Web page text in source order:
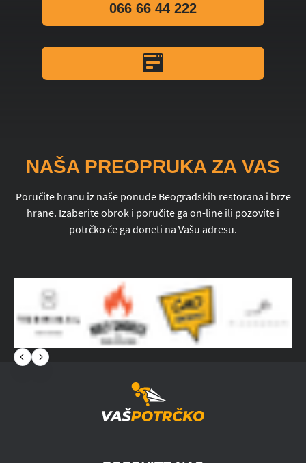
066 66 44 222
NAŠA PREOPRUKA ZA VAS
Poručite hranu iz naše ponude Beogradskih restorana i brze
hrane. Izaberite obrok i poručite ga on-line ili pozovite i
potrčko će ga doneti na Vašu adresu.